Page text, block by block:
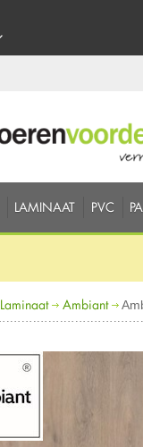
LAMINAAT PVC
Laminaat Ambiant